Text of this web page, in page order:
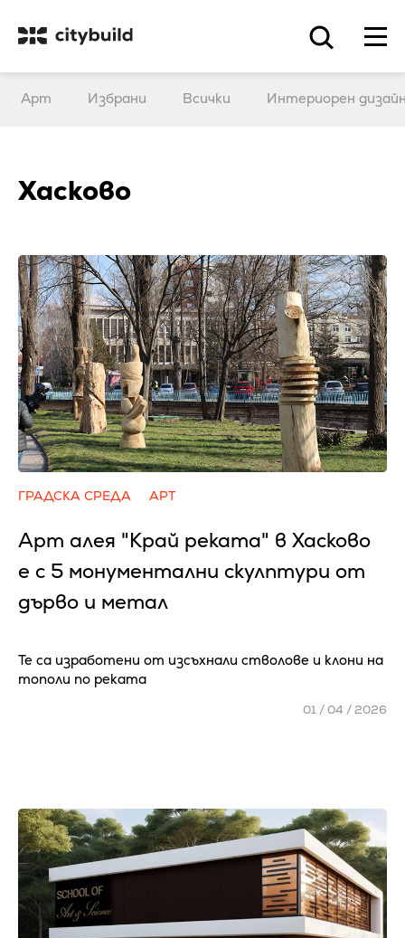
Арт Избрани Всички Интериорен
Хасково
ГРАДСКА СРЕДА АРТ
Арт алея "Край реката" в Хасково
е с 5 монументални скулптури от
дърво и метал
Те са изработени от изсъхнали стволове и клони на
тополи по реката
01 / 04 / 2026